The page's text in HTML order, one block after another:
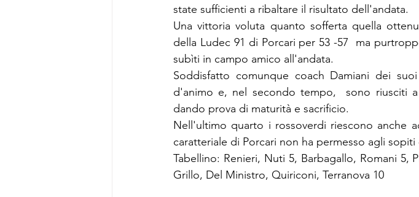
state sufficienti a ribaltare il risultato dell'andata.
Una vittoria voluta quanto sofferta quella
della Ludec 91 di Porcari per 53 -57  ma
subìti in campo amico all'andata.
Soddisfatto comunque coach Damiani dei
d'animo e, nel secondo tempo,  sono riusciti
dando prova di maturità e sacrificio.
Nell'ultimo quarto i rossoverdi riescono anche
caratteriale di Porcari non ha permesso agli
Tabellino: Renieri, Nuti 5, Barbagallo, Romani 5,
Grillo, Del Ministro, Quiriconi, Terranova 10